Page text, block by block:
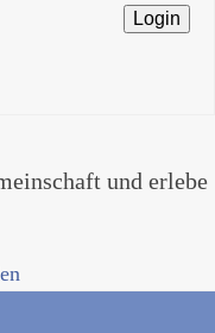
und erlebe